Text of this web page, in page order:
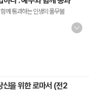
께 통과하는 인생의 풀무불
을 위한 로마서 (전2